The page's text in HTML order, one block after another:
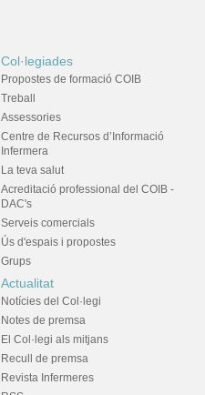
Col·legiades
Propostes de formació COIB
Treball
Assessories
Centre de Recursos d’Informació
Infermera
La teva salut
Acreditació professional del COIB -
DAC's
Serveis comercials
Ús d'espais i propostes
Grups
Actualitat
Notícies del Col·legi
Notes de premsa
El Col·legi als mitjans
Recull de premsa
Revista Infermeres